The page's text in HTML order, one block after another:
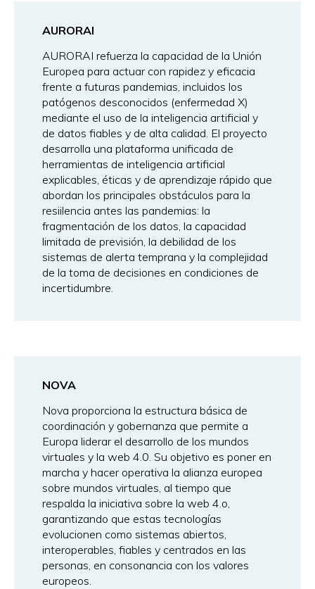
AURORAI
AURORAI refuerza la capacidad de la Unión
Europea para actuar con rapidez y eficacia
frente a futuras pandemias, incluidos los
patógenos desconocidos (enfermedad X)
mediante el uso de la inteligencia artificial y
de datos fiables y de alta calidad. El proyecto
desarrolla una plataforma unificada de
herramientas de inteligencia artificial
explicables, éticas y de aprendizaje rápido que
abordan los principales obstáculos para la
resiilencia antes las pandemias: la
fragmentación de los datos, la capacidad
limitada de previsión, la debilidad de los
sistemas de alerta temprana y la complejidad
de la toma de decisiones en condiciones de
incertidumbre.
NOVA
Nova proporciona la estructura básica de
coordinación y gobernanza que permite a
Europa liderar el desarrollo de los mundos
virtuales y la web 4.0. Su objetivo es poner en
marcha y hacer operativa la alianza europea
sobre mundos virtuales, al tiempo que
respalda la iniciativa sobre la web 4.o,
garantizando que estas tecnologías
evolucionen como sistemas abiertos,
interoperables, fiables y centrados en las
personas, en consonancia con los valores
europeos.